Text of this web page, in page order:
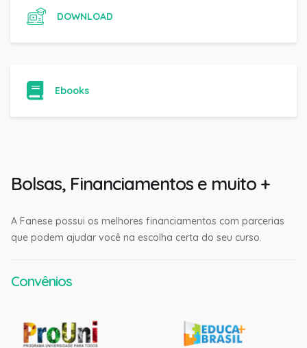
DOWNLOAD
Ebooks
Bolsas, Financiamentos e muito +
A Fanese possui os melhores financiamentos com parcerias
que podem ajudar você na escolha certa do seu curso.
Convênios